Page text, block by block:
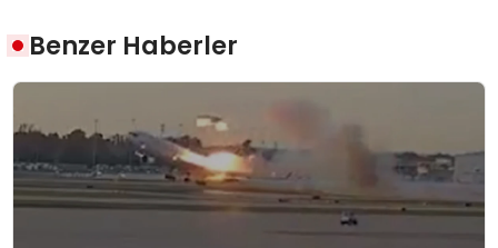
Benzer Haberler